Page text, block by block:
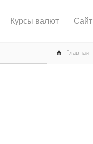
Курсы валют Сайт
Главная